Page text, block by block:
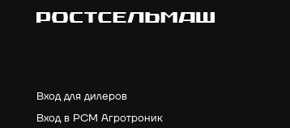
Вход для дилеров
Вход в РСМ Агротроник